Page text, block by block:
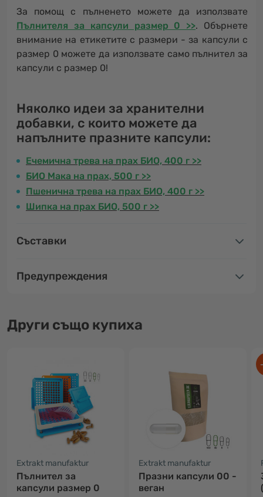
За помощ с пълненето можете да използвате
Пълнителя за капсули размер 0 >>. Обърнете
внимание на етикетите с размери - за капсули с
размер 0 можете да използвате само пълнител за
капсули с размер 0!
Няколко идеи за хранителни
добавки, с които можете да
напълните празните капсули:
Ечемична трева на прах БИО, 400 г >>
БИО Мака на прах, 500 г >>
Пшенична трева на прах БИО, 400 г >>
Шипка на прах БИО, 500 г >>
Съставки
Предупреждения
Други също купиха
Extrakt manufaktur
Пълнител за
капсули размер 0
Extrakt manufaktur
Празни капсули 00 -
веган